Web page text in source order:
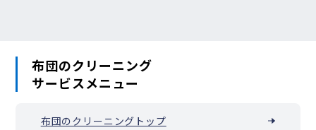
布団のクリーニング
サービスメニュー
布団のクリーニングトップ